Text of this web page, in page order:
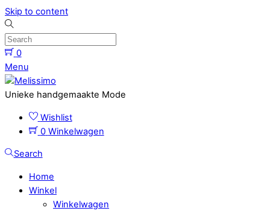
Skip to content
0
Menu
Unieke handgemaakte Mode
Wishlist
0 Winkelwagen
Search
Home
Winkel
Winkelwagen